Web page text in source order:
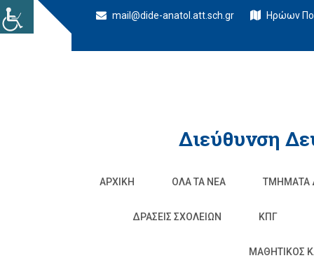
mail@dide-anatol.att.sch.gr Ηρώων
Διεύθυνση
ΑΡΧΙΚΉ ΌΛΑ ΤΑ ΝΈΑ ΤΜΉΜΑΤΑ
ΔΡΆΣΕΙΣ ΣΧΟΛΕΊΩΝ ΚΠΓ
ΜΑΘΗΤΙΚΟΣ